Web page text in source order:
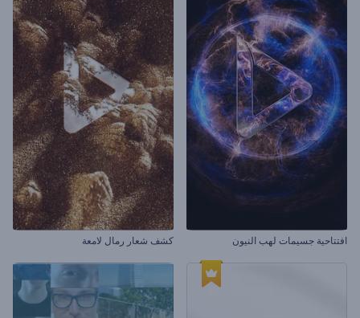
افتتاحية جسيمات لهب النيون كشف شعار رمال لامعة